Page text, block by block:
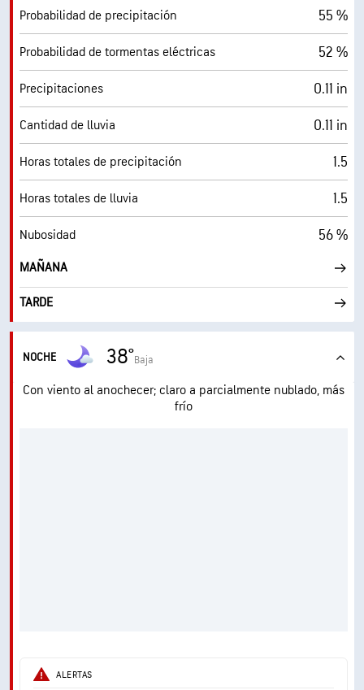
Probabilidad de precipitación 55 %
Probabilidad de tormentas eléctricas 52 %
Precipitaciones 0.11 in
Cantidad de lluvia 0.11 in
Horas totales de precipitación 1.5
Horas totales de lluvia 1.5
Nubosidad 56 %
MAÑANA
TARDE
NOCHE 38°Baja
Con viento al anochecer; claro a parcialmente nublado, más
frío
ALERTAS